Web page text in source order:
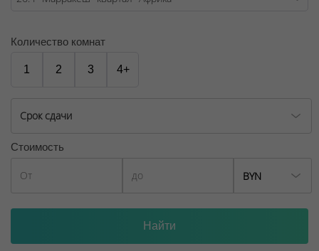
№02240/129 от 06.09.06г.
Договор на оказание риэлтерских услуг № 447/6, от
Количество комнат
1 2 3 4+
Срок сдачи
Стоимость
BYN